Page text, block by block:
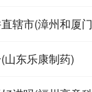
辖市(漳州和厦
山东乐康制药)